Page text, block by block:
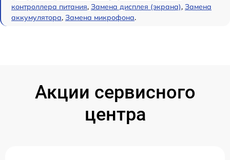
контроллера питания, Замена дисплея (экрана), Замена
аккумулятора, Замена микрофона.
Акции сервисного
центра